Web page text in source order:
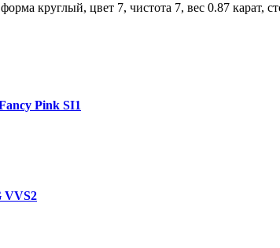
круглый, цвет 7, чистота 7, вес 0.87 карат,
Pink SI1
VVS2